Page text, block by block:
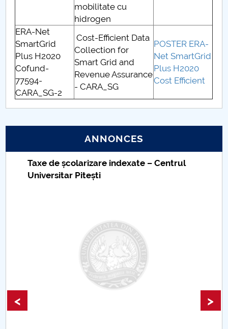
mobilitate cu
hidrogen
ERA-Net
SmartGrid
Plus H2020
Cofund-
77594-
CARA_SG-2
Cost-Efficient Data
Collection for
Smart Grid and
Revenue Assurance
- CARA_SG
POSTER ERA-
Net SmartGrid
Plus H2020
Cost Efficient
ANNONCES
Taxe de școlarizare indexate – Centrul
Universitar Pitești
< >